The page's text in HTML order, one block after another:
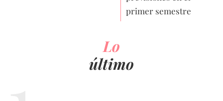
primer semestre
Lo
último